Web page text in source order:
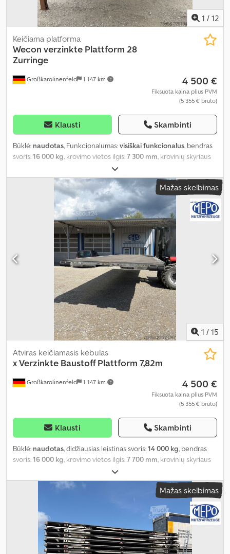
1 / 12
Großkarolinenfeld 1 147 km
Keičiama platforma
Wecon verzinkte Plattform 28
Zurringe
4 500 €
Fiksuota kaina plius PVM
(5 355 € bruto)
Klausti Skambinti
Būklė: naudotas, Funkcionalumas:visiškai funkcionalus, bendras
svoris:16 000 kg , krovimo vietos ilgis:7 300 mm , krovinių skyriaus
Mažas skelbimas
1 / 15
Großkarolinenfeld 1 147 km
Atviras keičiamasis kėbulas
xVerzinkte Baustoff Plattform 7,82m
4 500 €
Fiksuota kaina plius PVM
(5 355 € bruto)
Klausti Skambinti
Būklė: naudotas, didžiausias leistinas svoris:14 000 kg, bendras
svoris:16 000 kg, krovimo vietos ilgis:7 700 mm, krovinių skyriaus
, maksimalus greitis:
Mažas skelbimas